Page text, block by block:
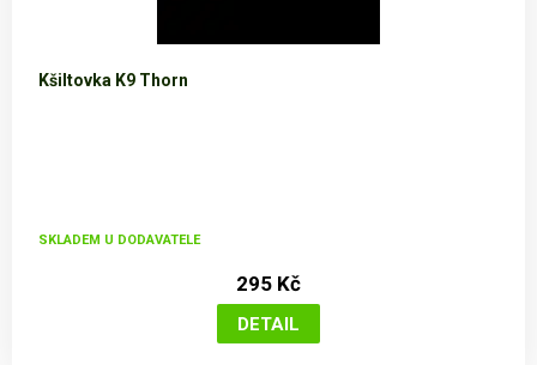
Kšiltovka K9 Thorn
SKLADEM U DODAVATELE
295 Kč